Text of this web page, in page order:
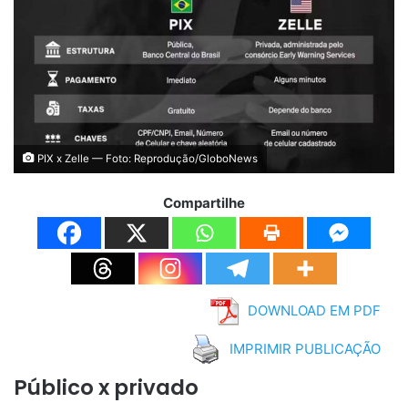
PIX x Zelle — Foto: Reprodução/GloboNews
Compartilhe
DOWNLOAD EM PDF
IMPRIMIR PUBLICAÇÃO
Público x privado